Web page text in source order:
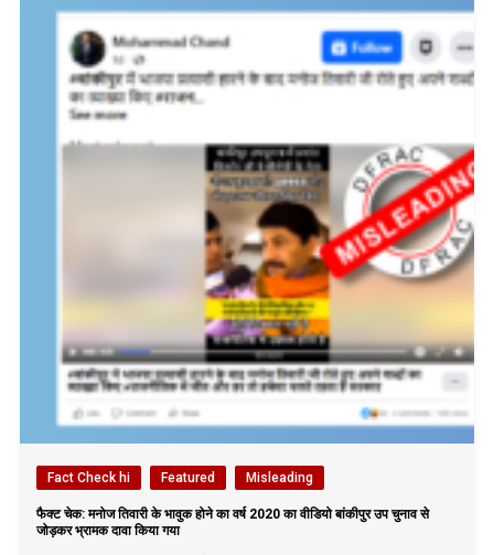
Fact Check hi Featured Misleading
फैक्ट चेक: मनोज तिवारी के भावुक होने का वर्ष 2020 का वीडियो बांकीपुर उप चुनाव से
जोड़कर भ्रामक दावा किया गया